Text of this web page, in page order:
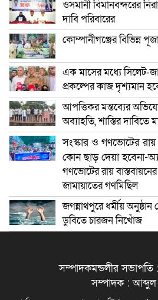
ওসমানী বিমানবন্দরের
দাবি পরিবারের
কোম্পানীগঞ্জের বিভিন্ন
এক মাসের মধ্যে সিলেট-
প্রকল্পের কাজ দৃশ্যমান
আপত্তিকর মন্তব্যের
অব্যাহতি, শাস্তির দাবিতে
সংস্কার ও গণভোটের রায়
কোন ছাড় দেয়া হবেনা-
গণভোটের রায়
জামায়াতের গণমিছিল
জগন্নাথপুরে ধর্মীয়
ডুবিতে চারজন নিখোঁজ
সম্পাদকমন্ডলীর সভাপতি
সম্পাদক : আব্দুল